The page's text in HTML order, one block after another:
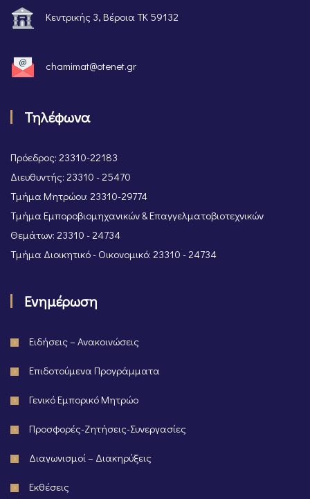
Κεντρικής 3, Βέροια ΤΚ 59132
chamimat@otenet.gr
Τηλέφωνα
Πρόεδρος: 23310-22183
Διευθυντής: 23310 - 25470
Τμήμα Μητρώου: 23310-29774
Τμήμα Εμποροβιομηχανικών & Επαγγελματοβιοτεχνικών
Θεμάτων: 23310 - 24734
Τμήμα Διοικητικό - Οικονομικό: 23310 - 24734
Ενημέρωση
Ειδήσεις – Ανακοινώσεις
Επιδοτούμενα Προγράμματα
Γενικό Εμπορικό Μητρώο
Προσφορές-Ζητήσεις-Συνεργασίες
Διαγωνισμοί – Διακηρύξεις
Εκθέσεις